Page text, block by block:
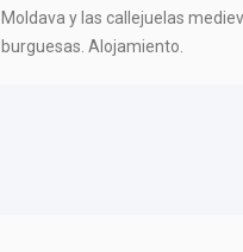
Moldava y las callejuelas
burguesas. Alojamiento.